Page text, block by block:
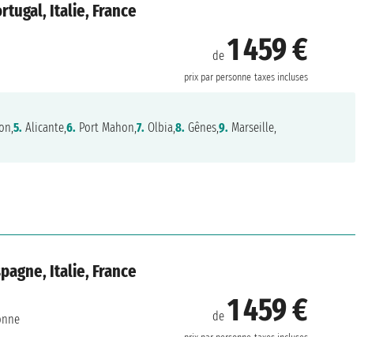
Italie, France
de 1 459 €
prix par personne taxes incluses
5. Alicante,6. Port Mahon,7. Olbia,8. Gênes,9. Marseille,
Italie, France
de 1 459 €